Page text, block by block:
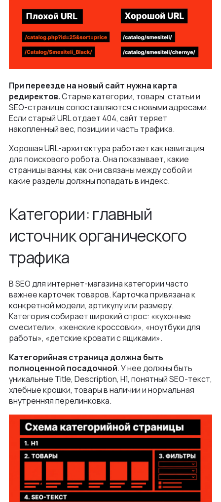
При переезде на новый сайт нужна карта
редиректов.Старые категории, товары, статьи и
SEO-страницы сопоставляются с новыми адресами.
Если старый URL отдает 404, сайт теряет
накопленный вес, позиции и часть трафика.
Хорошая URL-архитектура работает как навигация
для поискового робота. Она показывает, какие
страницы важны, как они связаны между собой и
какие разделы должны попадать в индекс.
Категории: главный
источник органического
трафика
В SEO для интернет-магазина категории часто
важнее карточек товаров. Карточка привязана к
конкретной модели, артикулу или размеру.
Категория собирает широкий спрос: «кухонные
смесители», «женские кроссовки», «ноутбуки для
работы», «детские кровати с ящиками».
Категорийная страница должна быть
полноценной посадочной. У нее должны быть
уникальные Title, Description, H1, понятный SEO-текст,
хлебные крошки, товары в наличии и нормальная
внутренняя перелинковка.